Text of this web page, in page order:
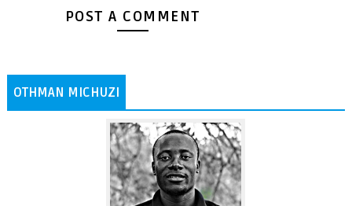
POST A COMMENT
OTHMAN MICHUZI